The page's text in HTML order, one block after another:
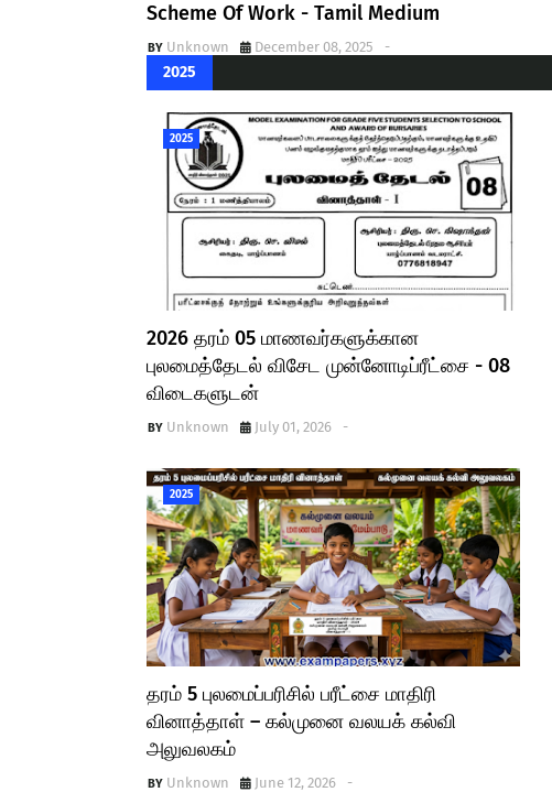
Scheme Of Work - Tamil Medium
Unknown -
December 08, 2025
2025
2025
2026 தரம் 05 மாணவர்களுக்கான
புலமைத்தேடல் விசேட முன்னோடிப்ரீட்சை - 08
விடைகளுடன்
Unknown -
July 01, 2026
2025
தரம் 5 புலமைப்பரிசில் பரீட்சை மாதிரி
வினாத்தாள் – கல்முனை வலயக் கல்வி
அலுவலகம்
Unknown -
June 12, 2026